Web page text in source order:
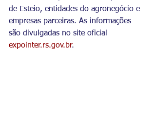
de Esteio, entidades do agronegócio e
empresas parceiras. As informações
são divulgadas no site oficial
expointer.rs.gov.br.